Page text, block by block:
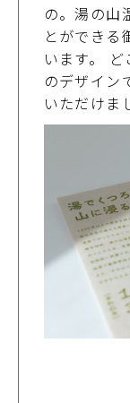
の。湯の山
とができる
います。
のデザイン
いただけま